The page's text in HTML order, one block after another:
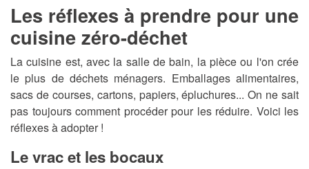
Les réflexes à prendre pour une
cuisine zéro-déchet
La cuisine est, avec la salle de bain, la pièce ou l'on crée
le plus de déchets ménagers. Emballages alimentaires,
sacs de courses, cartons, papiers, épluchures... On ne sait
pas toujours comment procéder pour les réduire. Voici les
réflexes à adopter !
Le vrac et les bocaux